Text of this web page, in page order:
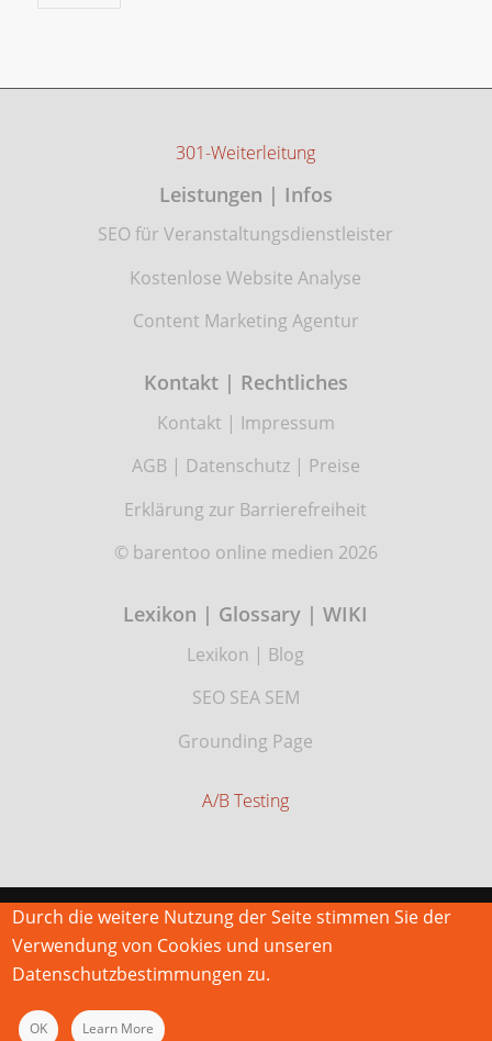
301-Weiterleitung
Leistungen | Infos
SEO für Veranstaltungsdienstleister
Kostenlose Website Analyse
Content Marketing Agentur
Kontakt | Rechtliches
Kontakt | Impressum
AGB| Datenschutz| Preise
Erklärung zur Barrierefreiheit
© barentoo online medien 2026
Lexikon | Glossary | WIKI
Lexikon | Blog
SEO SEA SEM
Grounding Page
A/B Testing
Durch die weitere Nutzung der Seite stimmen Sie der
Verwendung von Cookies und unseren
Datenschutzbestimmungen zu.
OK Learn More